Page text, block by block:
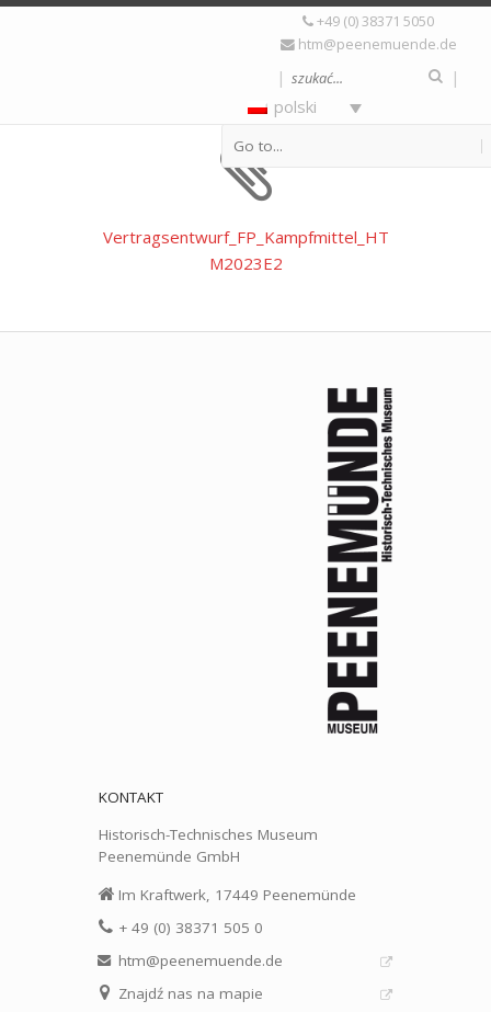
+49 (0) 38371 5050
htm@peenemuende.de
|
|
polski
Vertragsentwurf_FP_Kampfmittel_HT
M2023E2
KONTAKT
Historisch-Technisches Museum
Peenemünde GmbH
Im Kraftwerk, 17449 Peenemünde
+ 49 (0) 38371 505 0
htm@peenemuende.de
Znajdź nas na mapie